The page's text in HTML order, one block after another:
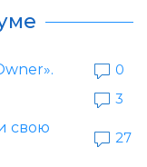
0
3
свою
27